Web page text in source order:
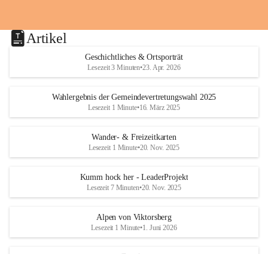
Artikel
Geschichtliches & Ortsporträt
Lesezeit 3 Minuten•23. Apr. 2026
Wahlergebnis der Gemeindevertretungswahl 2025
Lesezeit 1 Minute•16. März 2025
Wander- & Freizeitkarten
Lesezeit 1 Minute•20. Nov. 2025
Kumm hock her - LeaderProjekt
Lesezeit 7 Minuten•20. Nov. 2025
Alpen von Viktorsberg
Lesezeit 1 Minute•1. Juni 2026